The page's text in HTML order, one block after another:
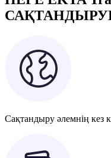
Сақтандыру әлемнің кез